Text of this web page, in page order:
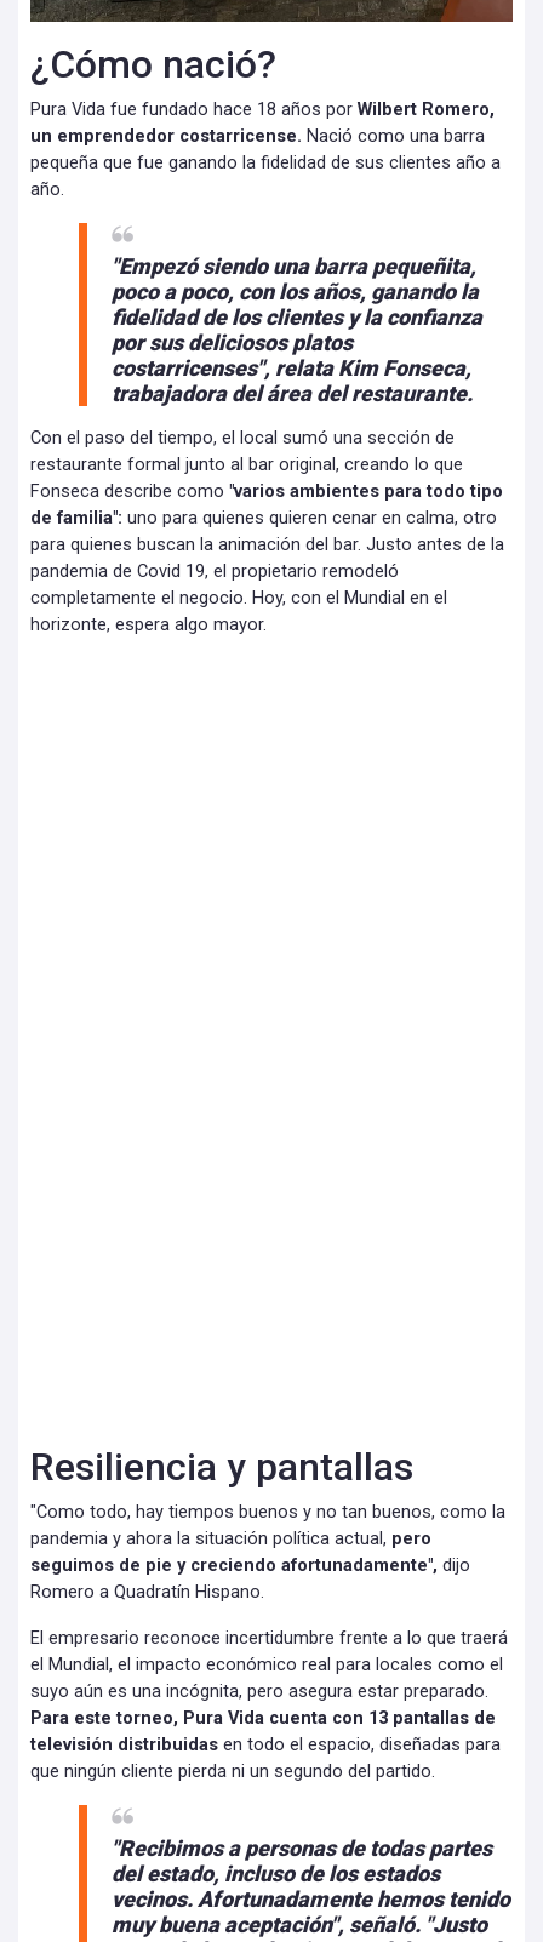
¿Cómo nació?
Pura Vida fue fundado hace 18 años por Wilbert Romero,
un emprendedor costarricense. Nació como una barra
pequeña que fue ganando la fidelidad de sus clientes año a
año.
"Empezó siendo una barra pequeñita,
poco a poco, con los años, ganando la
fidelidad de los clientes y la confianza
por sus deliciosos platos
costarricenses", relata Kim Fonseca,
trabajadora del área del restaurante.
Con el paso del tiempo, el local sumó una sección de
restaurante formal junto al bar original, creando lo que
Fonseca describe como "varios ambientes para todo tipo
de familia": uno para quienes quieren cenar en calma, otro
para quienes buscan la animación del bar. Justo antes de la
pandemia de Covid 19, el propietario remodeló
completamente el negocio. Hoy, con el Mundial en el
horizonte, espera algo mayor.
Resiliencia y pantallas
"Como todo, hay tiempos buenos y no tan buenos, como la
pandemia y ahora la situación política actual, pero
seguimos de pie y creciendo afortunadamente", dijo
Romero a Quadratín Hispano.
El empresario reconoce incertidumbre frente a lo que traerá
el Mundial, el impacto económico real para locales como el
suyo aún es una incógnita, pero asegura estar preparado.
Para este torneo, Pura Vida cuenta con 13 pantallas de
televisión distribuidas en todo el espacio, diseñadas para
que ningún cliente pierda ni un segundo del partido.
"Recibimos a personas de todas partes
del estado, incluso de los estados
vecinos.Afortunadamente hemos tenido
muy buena aceptación", señaló. "Justo